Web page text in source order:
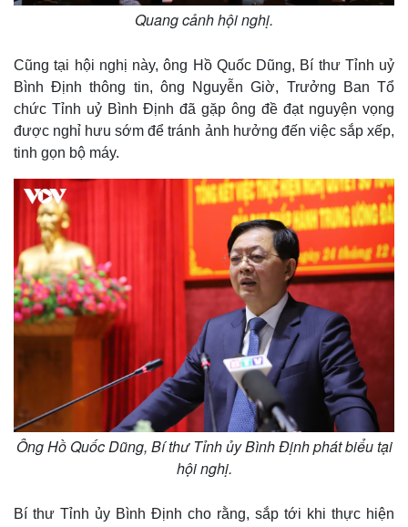
Kinh tế
Bất động sản
Khởi nghiệp
Thị trường
Giá vàng
Tiêu dùng
Giá cà phê
Tin nóng
Quân sự - Quốc phòng
Việt Nam
Quang cảnh hội nghị.
Cũng tại hội nghị này, ông Hồ Quốc Dũng, Bí thư Tỉnh uỷ
Bình Định thông tin, ông Nguyễn Giờ, Trưởng Ban Tổ
chức Tỉnh uỷ Bình Định đã gặp ông đề đạt nguyện vọng
được nghỉ hưu sớm để tránh ảnh hưởng đến việc sắp xếp,
tinh gọn bộ máy.
Ông Hồ Quốc Dũng, Bí thư Tỉnh ủy Bình Định phát biểu tại
hội nghị.
Bí thư Tỉnh ủy Bình Định cho rằng, sắp tới khi thực hiện